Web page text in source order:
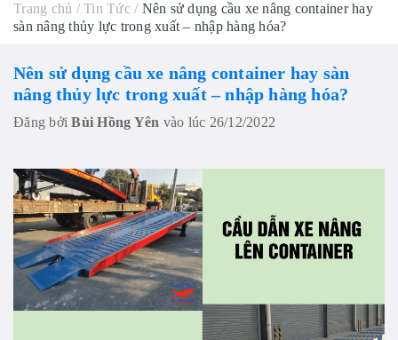
Trang chủ / Tin Tức / Nên sử dụng cầu xe nâng container hay
sàn nâng thủy lực trong xuất – nhập hàng hóa?
Nên sử dụng cầu xe nâng container hay sàn
nâng thủy lực trong xuất – nhập hàng hóa?
Đăng bởiBùi Hồng Yên vào lúc 26/12/2022